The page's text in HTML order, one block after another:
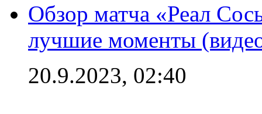
Обзор матча «Реал
лучшие моменты
20.9.2023, 02:40